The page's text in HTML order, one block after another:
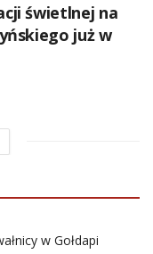
świetlnej na
już w
w Gołdapi